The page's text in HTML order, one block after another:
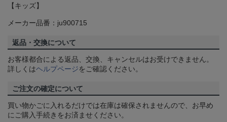
【キッズ】
メーカー品番：ju900715
返品・交換について
お客様都合による返品、交換、キャンセルはお受けできません。
詳しくはヘルプページをご確認ください。
ご注文の確定について
買い物かごに入れるだけでは在庫は確保されませんので、お早め
にご購入手続きをお済ませください。